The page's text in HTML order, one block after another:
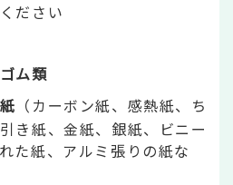
ださい
ム類
（カーボン紙、感熱紙、ち
き紙、金紙、銀紙、ビニー
た紙、アルミ張りの紙な